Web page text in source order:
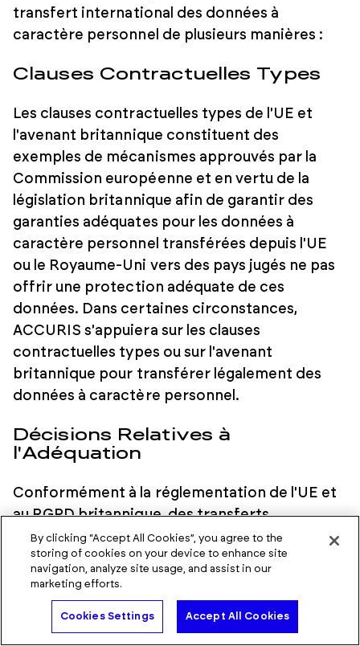
transfert international des données à
caractère personnel de plusieurs manières :
Clauses Contractuelles Types
Les clauses contractuelles types de l'UE et
l'avenant britannique constituent des
exemples de mécanismes approuvés par la
Commission européenne et en vertu de la
législation britannique afin de garantir des
garanties adéquates pour les données à
caractère personnel transférées depuis l'UE
ou le Royaume-Uni vers des pays jugés ne pas
offrir une protection adéquate de ces
données. Dans certaines circonstances,
ACCURIS s'appuiera sur les clauses
contractuelles types ou sur l'avenant
britannique pour transférer légalement des
données à caractère personnel.
Décisions Relatives à
l'Adéquation
Conformément à la réglementation de l'UE et
au RGPD britannique, des transferts
internationaux peuvent avoir lieu lorsqu'il
existe un niveau de protection adéquat du
droit fondamental des personnes à la
protection des données. L'Union européenne
La Commission européenne et l'autorité
Parlez à un expert
By clicking “Accept All Cookies”, you agree to the
storing of cookies on your device to enhance site
navigation, analyze site usage, and assist in our
marketing efforts.
Cookies Settings Accept All Cookies